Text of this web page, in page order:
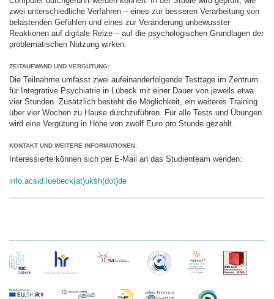
zwei unterschiedliche Verfahren – eines zur besseren Verarbeitung von
belastenden Gefühlen und eines zur Veränderung unbewusster
Reaktionen auf digitale Reize – auf die psychologischen Grundlagen der
problematischen Nutzung wirken.
ZEITAUFWAND UND VERGÜTUNG:
Die Teilnahme umfasst zwei aufeinanderfolgende Testtage im Zentrum
für Integrative Psychiatrie in Lübeck mit einer Dauer von jeweils etwa
vier Stunden. Zusätzlich besteht die Möglichkeit, ein weiteres Training
über vier Wochen zu Hause durchzuführen. Für alle Tests und Übungen
wird eine Vergütung in Höhe von zwölf Euro pro Stunde gezahlt.
KONTAKT UND WEITERE INFORMATIONEN:
Interessierte können sich per E-Mail an das Studienteam wenden:
info.acsid.luebeck(at)uksh(dot)de